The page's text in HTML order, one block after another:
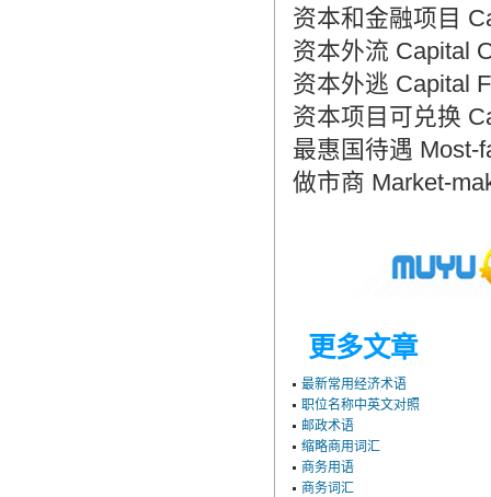
资本和金融项目
资本外流 Capital
资本外逃 Capital
资本项目可兑换
最惠国待遇 Most-
做市商 Market-
更多文章
最新常用经济术语
职位名称中英文对照
邮政术语
缩略商用词汇
商务用语
商务词汇